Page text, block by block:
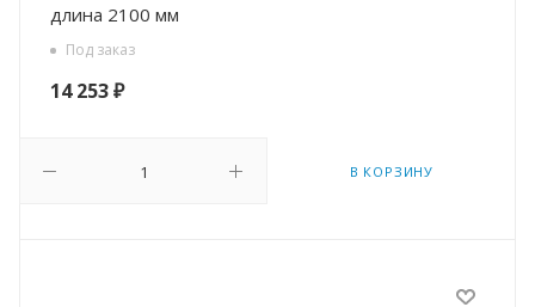
длина 2100 мм
Под заказ
14 253₽
В КОРЗИНУ